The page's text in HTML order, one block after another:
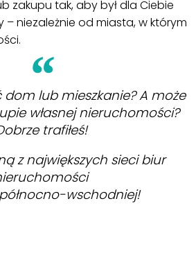
zakupu tak, aby był dla Ciebie
– niezależnie od miasta, w którym
dom lub mieszkanie? A może
własnej nieruchomości?
trafiłeś!
z największych sieci biur
wschodniej!